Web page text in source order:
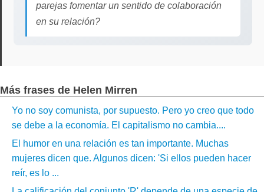
parejas fomentar un sentido de colaboración
en su relación?
Más frases de Helen Mirren
Yo no soy comunista, por supuesto. Pero yo creo que todo
se debe a la economía. El capitalismo no cambia....
El humor en una relación es tan importante. Muchas
mujeres dicen que. Algunos dicen: 'Si ellos pueden hacer
reír, es lo ...